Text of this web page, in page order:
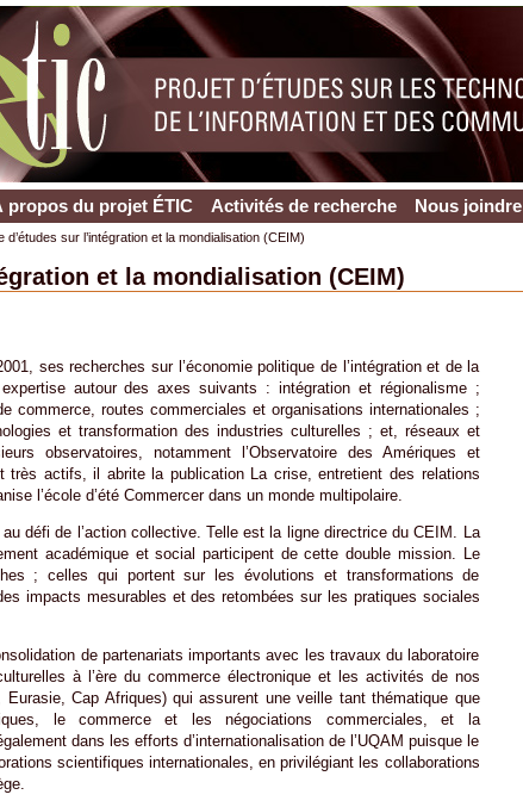
propos du projet ÉTIC Activités de recherche Nous joindre
sur l’intégration et la mondialisation (CEIM)
et la mondialisation (CEIM)
ses recherches sur l’économie politique de l’intégration et de la
autour des axes suivants : intégration et régionalisme ;
commerce, routes commerciales et organisations internationales ;
et transformation des industries culturelles ; et, réseaux et
observatoires, notamment l’Observatoire des Amériques et
très actifs, il abrite la publication La crise, entretient des relations
l’école d’été Commercer dans un monde multipolaire.
défi de l’action collective. Telle est la ligne directrice du CEIM. La
académique et social participent de cette double mission. Le
; celles qui portent sur les évolutions et transformations de
impacts mesurables et des retombées sur les pratiques sociales
de partenariats importants avec les travaux du laboratoire
à l’ère du commerce électronique et les activités de nos
Eurasie, Cap Afriques) qui assurent une veille tant thématique que
le commerce et les négociations commerciales, et la
dans les efforts d’internationalisation de l’UQAM puisque le
scientifiques internationales, en privilégiant les collaborations